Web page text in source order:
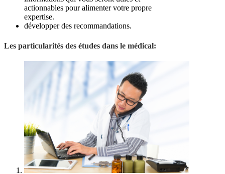
actionnables pour alimenter votre propre
expertise.
développer des recommandations.
Les particularités des études dans le médical: